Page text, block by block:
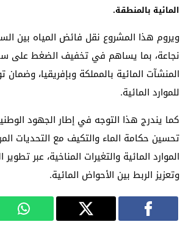
المائية بالمنطقة.
ويروم هذا المشروع نقل فائض المياه بين
نجاعة، بما يساهم في تخفيف الضغط على سد
المنشآت المائية بالمملكة وبإفريقيا، وضمان
للموارد المائية.
كما يندرج هذا التوجه في إطار الجهود
تحسين حكامة الماء والتكيف مع التحديات
الموارد المائية والتغيرات المناخية، عبر تطوير
وتعزيز الربط بين الأحواض المائية.